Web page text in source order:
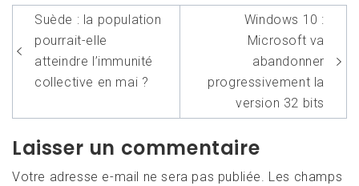
Navigation
de
l’article
Suède : la population
pourrait-elle
atteindre l’immunité
collective en mai ?
Windows 10 :
Microsoft va
abandonner
progressivement la
version 32 bits
Laisser un commentaire
Votre adresse e-mail ne sera pas publiée. Les champs